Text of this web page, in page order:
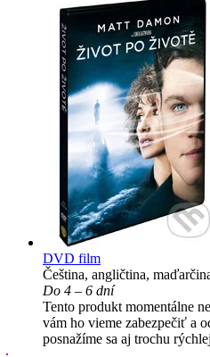
DVD film
Čeština, angličtina,
Do 4 – 6 dní
Tento produkt momentálne
vám ho vieme zabezpečiť a
posnažíme sa aj trochu